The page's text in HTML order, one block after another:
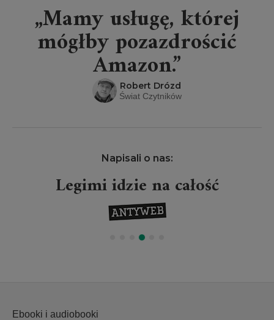
„Mamy usługę, której
mógłby pozazdrościć
Amazon.”
Robert Drózd
Świat Czytników
Napisali o nas:
Legimi idzie na całość
Ebooki i audiobooki